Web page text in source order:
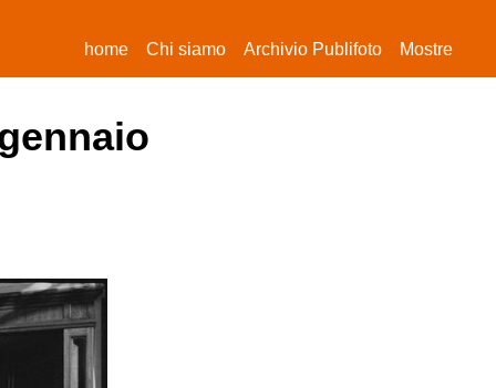
home(current)
Chi siamo Archivio Publifoto Mostre